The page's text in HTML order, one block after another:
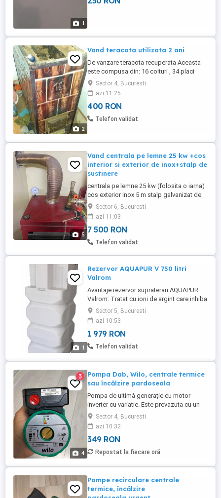
1
2
Vand teracota utilizata 2 ani
De vanzare teracota recuperata Aceasta
este compusa din: 16 colturi , 34 placi
intregi ,+ 5 placi intregi de alta culoare.
Soba a fost folosita 2 ani
Sector 4, Bucuresti
azi 11:25
400 RON
Telefon validat
5
Vand centrala pe lemne 25 kw +cos
interior si exterior de inox+stalp de
sustinere
centrala pe lemne 25 kw (folosita o iarna)
cos exterior inox 5 m stalp galvanizat de
sustinere cos exterior cos interior de inox
Sector 6, Bucuresti
azi 11:03
7 500 RON
Telefon validat
1
Rezervor AQUAPUR V 750 litri
Valrom
Avantaje rezervor suprateran AQUAPUR
Valrom: Tratat cu ioni de argint care inhiba
dezvoltarea bacteriilor iar apa este
potabila o perioada mai lunga de timp;
Capacitate mare de stocare a apei
potabile; Prevăzut cu capac etan din
polietilenă; U or de transportat i asamblat
Sector 5, Bucuresti
azi 10:53
1 979 RON
Telefon validat
4
3
Pompa Dab, Wilo, centrale termice
sau încălzire pardoseala
Pompa de ultimă generație cu motor
inverter cu variatie. Este prevazuta cu un
separator de aer din bronz, corpul pompei
fiind alcatuit din fonta, cu rotor umed din
tehnopolimer. Carcasa motorului electric
este turnata din aluminiu iar axul este
realizat din otel inoxidabil, fiind montat pe
rulmenti din ...
Sector 4, Bucuresti
azi 10:32
349 RON
Repostat la fiecare oră
Pompe recirculare centrale
termice, încălzire